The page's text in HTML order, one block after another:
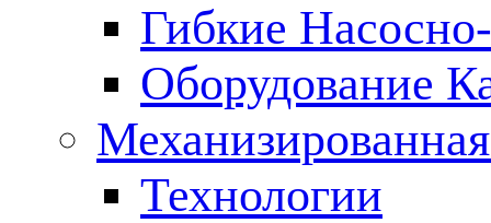
Гибкие
Оборудование
Технологии